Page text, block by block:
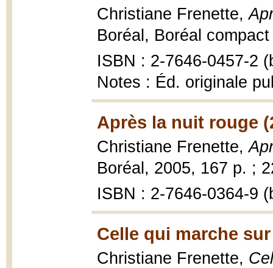
Christiane Frenette,
Boréal, Boréal
ISBN : 2-7646-0457-2
Notes : Éd. originale
Après la nuit rouge
Christiane Frenette,
Boréal, 2005, 167 p. ;
ISBN : 2-7646-0364-9
Celle qui marche
Christiane Frenette,